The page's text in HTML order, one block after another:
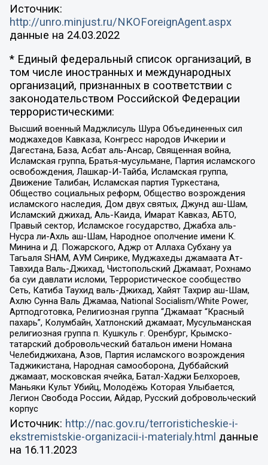
Источник:
http://unro.minjust.ru/NKOForeignAgent.aspx
данные на 24.03.2022
* Единый федеральный список организаций, в
том числе иностранных и международных
организаций, признанных в соответствии с
законодательством Российской Федерации
террористическими:
Высший военный Маджлисуль Шура Объединенных сил
моджахедов Кавказа, Конгресс народов Ичкерии и
Дагестана, База, Асбат аль-Ансар, Священная война,
Исламская группа, Братья-мусульмане, Партия исламского
освобождения, Лашкар-И-Тайба, Исламская группа,
Движение Талибан, Исламская партия Туркестана,
Общество социальных реформ, Общество возрождения
исламского наследия, Дом двух святых, Джунд аш-Шам,
Исламский джихад, Аль-Каида, Имарат Кавказ, АБТО,
Правый сектор, Исламское государство, Джабха аль-
Нусра ли-Ахль аш-Шам, Народное ополчение имени К.
Минина и Д. Пожарского, Аджр от Аллаха Субхану уа
Тагьаля SHAM, АУМ Синрике, Муджахеды джамаата Ат-
Тавхида Валь-Джихад, Чистопольский Джамаат, Рохнамо
ба суи давлати исломи, Террористическое сообщество
Сеть, Катиба Таухид валь-Джихад, Хайят Тахрир аш-Шам,
Ахлю Сунна Валь Джамаа, National Socialism/White Power,
Артподготовка, Религиозная группа “Джамаат “Красный
пахарь”, Колумбайн, Хатлонский джамаат, Мусульманская
религиозная группа п. Кушкуль г. Оренбург, Крымско-
татарский добровольческий батальон имени Номана
Челебиджихана, Азов, Партия исламского возрождения
Таджикистана, Народная самооборона, Дуббайский
джамаат, московская ячейка, Батал-Хаджи Белхороев,
Маньяки Культ Убийц, Молодёжь Которая Улыбается,
Легион Свобода России, Айдар, Русский добровольческий
корпус
Источник: http://nac.gov.ru/terroristicheskie-i-
ekstremistskie-organizacii-i-materialy.html данные
на 16.11.2023